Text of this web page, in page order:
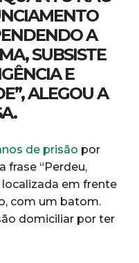
A
SUBSISTE
E
ALEGOU A
de prisão por
frase “Perdeu,
localizada em frente
com um batom.
domiciliar por ter